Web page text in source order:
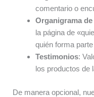
comentario o
Organigrama
la página de
quién forma
Testimonios:
los productos de
De manera opcional,